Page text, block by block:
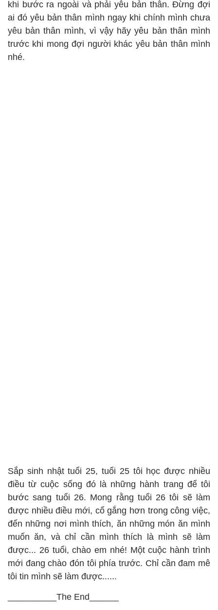
khi bước ra ngoài và phải yêu bản thân. Đừng đợi
ai đó yêu bản thân mình ngay khi chính mình chưa
yêu bản thân mình, vì vậy hãy yêu bản thân mình
trước khi mong đợi người khác yêu bản thân mình
nhé.
Sắp sinh nhật tuổi 25, tuổi 25 tôi học được nhiều
điều từ cuộc sống đó là những hành trang để tôi
bước sang tuổi 26. Mong rằng tuổi 26 tôi sẽ làm
được nhiều điều mới, cố gắng hơn trong công việc,
đến những nơi mình thích, ăn những món ăn mình
muốn ăn, và chỉ cần mình thích là mình sẽ làm
được... 26 tuổi, chào em nhé! Một cuộc hành trình
mới đang chào đón tôi phía trước. Chỉ cần đam mê
tôi tin mình sẽ làm được......
__________The End______